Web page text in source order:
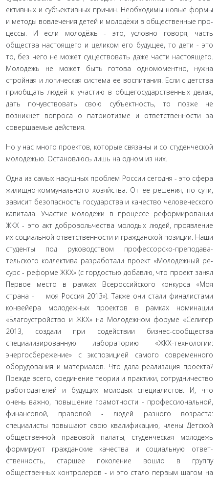
ективных и субъективных причин. Необходимы новые формы
и методы вовлечения детей и молодёжи в общественные про­
цессы. И если молодёжь - это, условно говоря, часть
общества настоящего и целиком его будущее, то дети - это
то, без чего не может существовать даже части настоящего.
Молодежь не может быть готова одномоментно, нужна
стройная и логиче­ская система ее воспитания. Если с детства
приобщать людей к участию в общегосударственных делах,
дать почувствовать свою субъектность, то позже не
возникнет вопроса о патрио­тизме и ответственности за
совершаемые действия.
Но у нас много проектов, которые связаны и со студенче­ской
молодежью. Остановлюсь лишь на одном из них.
Одна из самых насущных проблем России сегодня - это сфера
жилищно-коммунального хозяйства. От ее решения, по сути,
зависит безопасность государства и качество человече­ского
капитала. Участие молодежи в процессе реформирова­нии
ЖКХ - это акт добровольчества молодых людей, проявле­ние
их социальной ответственности и гражданской позиции. Наши
студенты под руководством профессорско-преподава­
тельского коллектива разработали проект «Молодежный ре­
сурс - реформе ЖКХ» (с гордостью добавлю, что проект занял
Первое место в рамках Всероссийского конкурса «Моя
страна - моя Россия 2013»). Также они стали финалистами
конвейера молодежных проектов в рамках номинации
«Благоустройство и ЖКХ» на Молодежном форуме «Селигер
2013, создали при содействии бизнес-сообщества
специализированную лабора­торию «ЖКХ-технологии:
энергосбережение» с экспозицией самого современного
оборудования и материалов. Что дала реализация проекта?
Прежде всего, соединение теории и практики, сотрудничество
работодателей и будущих молодых специалистов. И, что
очень важно, повышение грамотности - профессиональной,
финансовой, правовой - людей разного возраста:
специалисты повышают свою квалификацию, члены Детской
общественной правовой палаты, студенческая моло­дежь
формируют гражданские качества и социальную ответ­
ственность, старшее поколение вошло в группу
общественных контролеров - и это стало первым шагом на